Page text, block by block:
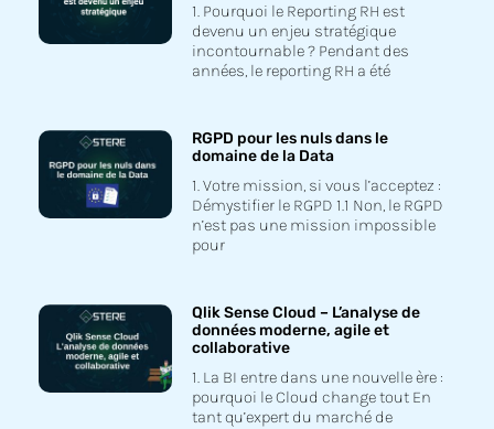
1. Pourquoi le Reporting RH est
devenu un enjeu stratégique
incontournable ? Pendant des
années, le reporting RH a été
RGPD pour les nuls dans le
domaine de la Data
1. Votre mission, si vous l’acceptez :
Démystifier le RGPD 1.1 Non, le RGPD
n’est pas une mission impossible
pour
Qlik Sense Cloud – L’analyse de
données moderne, agile et
collaborative
1. La BI entre dans une nouvelle ère :
pourquoi le Cloud change tout En
tant qu’expert du marché de